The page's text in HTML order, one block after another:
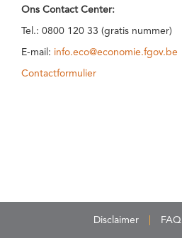
Ons Contact Center:
Tel.: 0800 120 33 (gratis nummer)
E-mail: info.eco@economie.fgov.be
Contactformulier
Disclaimer FAQ